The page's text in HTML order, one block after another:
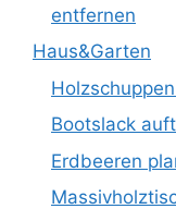
entfernen
Haus&Garten
Bootslack
Erdbeeren